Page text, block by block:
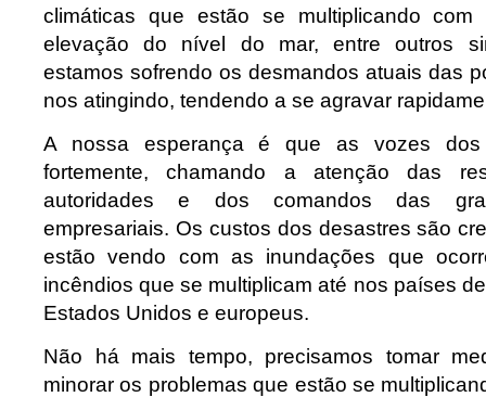
climáticas que estão se multiplicando
elevação do nível do mar, entre outros
estamos sofrendo os desmandos atuais das
nos atingindo, tendendo a se agravar
A nossa esperança é que as vozes
fortemente, chamando a atenção das
autoridades e dos comandos das
empresariais. Os custos dos desastres são
estão vendo com as inundações que
incêndios que se multiplicam até nos países
Estados Unidos e europeus.
Não há mais tempo, precisamos tomar
minorar os problemas que estão se